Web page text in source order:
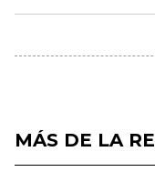
MÁS DE LA